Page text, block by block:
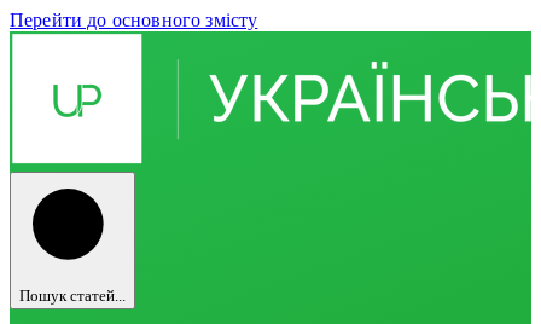
Перейти до основного змісту
Пошук статей...